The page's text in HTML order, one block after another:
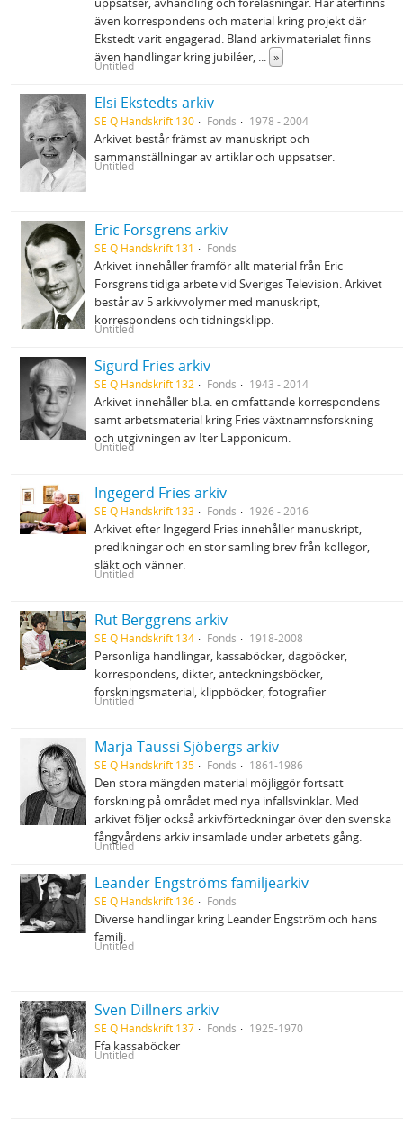
även korrespondens och material kring projekt där
Ekstedt varit engagerad. Bland arkivmaterialet finns
även handlingar kring jubiléer, ... »
Untitled
Elsi Ekstedts arkiv
SE Q Handskrift 130 Fonds 1978 - 2004
Arkivet består främst av manuskript och
sammanställningar av artiklar och uppsatser.
Untitled
Eric Forsgrens arkiv
SE Q Handskrift 131 Fonds
Arkivet innehåller framför allt material från Eric
Forsgrens tidiga arbete vid Sveriges Television. Arkivet
består av 5 arkivvolymer med manuskript,
korrespondens och tidningsklipp.
Untitled
Sigurd Fries arkiv
SE Q Handskrift 132 Fonds 1943 - 2014
Arkivet innehåller bl.a. en omfattande korrespondens
samt arbetsmaterial kring Fries växtnamnsforskning
och utgivningen av Iter Lapponicum.
Untitled
Ingegerd Fries arkiv
SE Q Handskrift 133 Fonds 1926 - 2016
Arkivet efter Ingegerd Fries innehåller manuskript,
predikningar och en stor samling brev från kollegor,
släkt och vänner.
Untitled
Rut Berggrens arkiv
SE Q Handskrift 134 Fonds 1918-2008
Personliga handlingar, kassaböcker, dagböcker,
korrespondens, dikter, anteckningsböcker,
forskningsmaterial, klippböcker, fotografier
Untitled
Marja Taussi Sjöbergs arkiv
SE Q Handskrift 135 Fonds 1861-1986
Den stora mängden material möjliggör fortsatt
forskning på området med nya infallsvinklar. Med
arkivet följer också arkivförteckningar över den svenska
fångvårdens arkiv insamlade under arbetets gång.
Untitled
Leander Engströms familjearkiv
SE Q Handskrift 136 Fonds
Diverse handlingar kring Leander Engström och hans
familj.
Untitled
Sven Dillners arkiv
SE Q Handskrift 137 Fonds 1925-1970
Ffa kassaböcker
Untitled